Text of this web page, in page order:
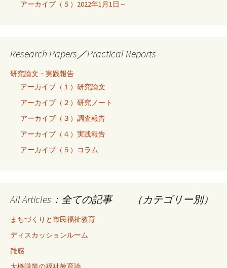
アーカイブ（５）2022年1月1日～
Research Papers／Practical Reports
研究論文・実践報告
アーカイブ（１）研究論文
アーカイブ（２）研究ノート
アーカイブ（３）調査報告
アーカイブ（４）実践報告
アーカイブ（５）コラム
All Articles：全ての記事 （カテゴリー別）
まちづくりと市民福祉教育
ディスカッションルーム
雑感